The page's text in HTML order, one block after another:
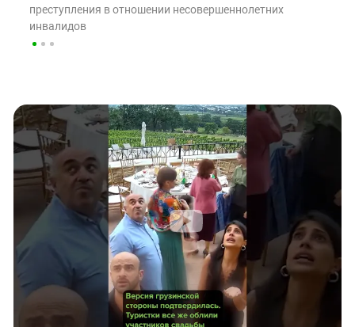
преступления в отношении несовершеннолетних
инвалидов